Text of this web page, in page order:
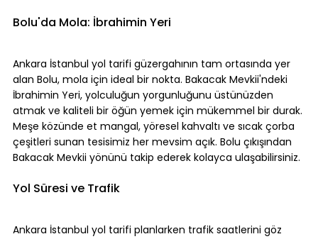
Bolu'da Mola: İbrahimin Yeri
Ankara İstanbul yol tarifi güzergahının tam ortasında yer
alan Bolu, mola için ideal bir nokta. Bakacak Mevkii'ndeki
İbrahimin Yeri, yolculuğun yorgunluğunu üstünüzden
atmak ve kaliteli bir öğün yemek için mükemmel bir durak.
Meşe közünde et mangal, yöresel kahvaltı ve sıcak çorba
çeşitleri sunan tesisimiz her mevsim açık. Bolu çıkışından
Bakacak Mevkii yönünü takip ederek kolayca ulaşabilirsiniz.
Yol Süresi ve Trafik
Ankara İstanbul yol tarifi planlarken trafik saatlerini göz